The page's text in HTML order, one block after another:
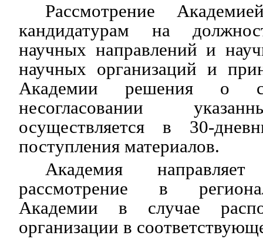
Рассмотрение
кандидатурам на
научных направлений и
научных организаций и
Академии решения о
несогласовании
осуществляется в 30-
поступления материалов.
Академия
рассмотрение в
Академии в случае
организации в